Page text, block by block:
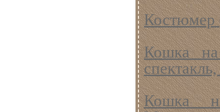
Костюмер
Кошка
Кошка